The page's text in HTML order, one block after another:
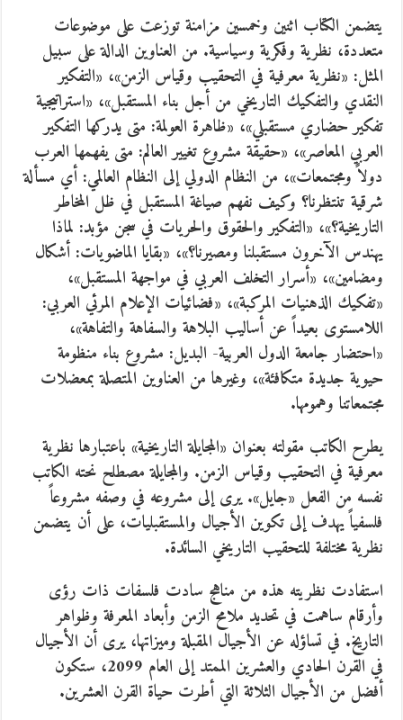
يتضمن الكتاب اثنين وخمسين مزامنة توزعت على موضوعات
متعددة، نظرية وفكرية وسياسية. من العناوين الدالة على سبيل
المثل: «نظرية معرفية في التحقيب وقياس الزمن»، «التفكير
النقدي والتفكيك التاريخي من أجل بناء المستقبل»، «استراتيجية
تفكير حضاري مستقبلي»، «ظاهرة العولمة: متى يدركها التفكير
العربي المعاصر»، «حقيقة مشروع تغيير العالم: متى يفهمها العرب
دولاً ومجتمعات»، من النظام الدولي إلى النظام العالمي: أي مسألة
شرقية تنتظرنا؟ وكيف نفهم صياغة المستقبل في ظل المخاطر
التاريخية؟»، «التفكير والحقوق والحريات في سجن مؤبد: لماذا
يهندس الآخرون مستقبلنا ومصيرنا؟»، «بقايا الماضويات: أشكال
ومضامين»، «أسرار التخلف العربي في مواجهة المستقبل»،
«تفكيك الذهنيات المركبة»، «فضائيات الإعلام المرئي العربي:
اللامستوى بعيداً عن أساليب البلاهة والسفاهة والتفاهة»،
«احتضار جامعة الدول العربية- البديل: مشروع بناء منظومة
حيوية جديدة متكافئة»، وغيرها من العناوين المتصلة بمعضلات
مجتمعاتنا وهمومها.
يطرح الكاتب مقولته بعنوان «المجايلة التاريخية» باعتبارها نظرية
معرفية في التحقيب وقياس الزمن. والمجايلة مصطلح نحته الكاتب
نفسه من الفعل «جايل». يرى إلى مشروعه في وصفه مشروعاً
فلسفياً يهدف إلى تكوين الأجيال والمستقبليات، على أن يتضمن
نظرية مختلفة للتحقيب التاريخي السائدة.
استفادت نظريته هذه من مناهج سادت فلسفات ذات رؤى
وأرقام ساهمت في تحديد ملامح الزمن وأبعاد المعرفة وظواهر
التاريخ. في تساؤله عن الأجيال المقبلة وميزاتها، يرى أن الأجيال
في القرن الحادي والعشرين الممتد إلى العام 2099، ستكون
أفضل من الأجيال الثلاثة التي أطرت حياة القرن العشرين.